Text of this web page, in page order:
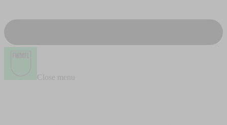
Close menu